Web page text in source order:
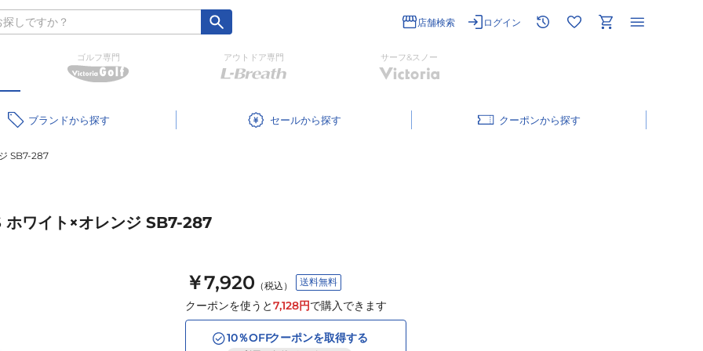
店舗検索 ログイン
ゴルフ専門 アウトドア専門 サーフ&スノー
ブランド セール クーポン
SB7-287
ワイト×オレンジ SB7-287
￥7,920 （税込） 送料無料
クーポンを使うと7,128円で購入できます
10％OFFクーポンを取得する